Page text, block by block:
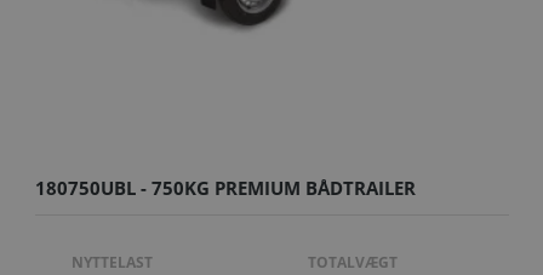
180750UBL - 750KG PREMIUM BÅDTRAILER
NYTTELAST TOTALVÆGT